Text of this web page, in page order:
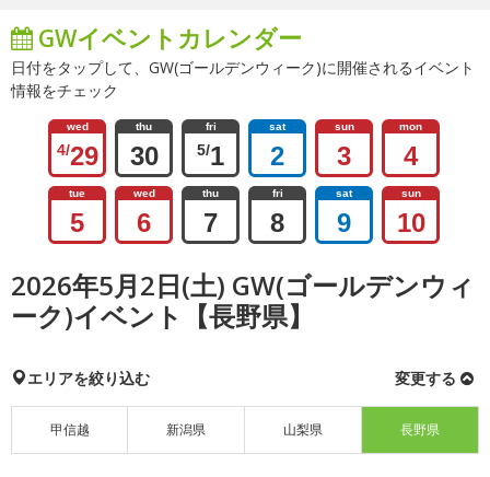
GWイベントカレンダー
日付をタップして、GW(ゴールデンウィーク)に開催されるイベント
情報をチェック
wed
4/29
thu
30
fri
5/1
sat
2
sun
3
mon
4
tue
5
wed
6
thu
7
fri
8
sat
9
sun
10
2026年5月2日(土) GW(ゴールデンウィ
ーク)イベント【長野県】
エリアを絞り込む 変更する
甲信越 新潟県 山梨県 長野県